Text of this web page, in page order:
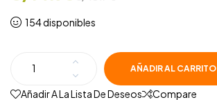
154 disponibles
AÑADIR AL CARRITO
Añadir A La Lista De Deseos Compare